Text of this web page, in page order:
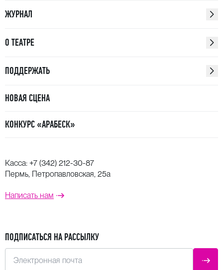
ЖУРНАЛ
О ТЕАТРЕ
ПОДДЕРЖАТЬ
НОВАЯ СЦЕНА
КОНКУРС «АРАБЕСК»
Касса: +7 (342) 212-30-87
Пермь, Петропавловская, 25а
Написать нам
ПОДПИСАТЬСЯ НА РАССЫЛКУ
Электронная почта